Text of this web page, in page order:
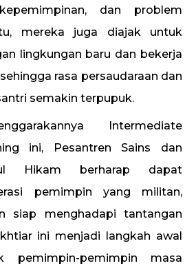
dan problem
mereka juga diajak untuk
lingkungan baru dan bekerja
rasa persaudaraan dan
semakin terpupuk.
Intermediate
ini, Pesantren Sains dan
Hikam berharap dapat
pemimpin yang militan,
siap menghadapi tantangan
ini menjadi langkah awal
pemimpin-pemimpin masa